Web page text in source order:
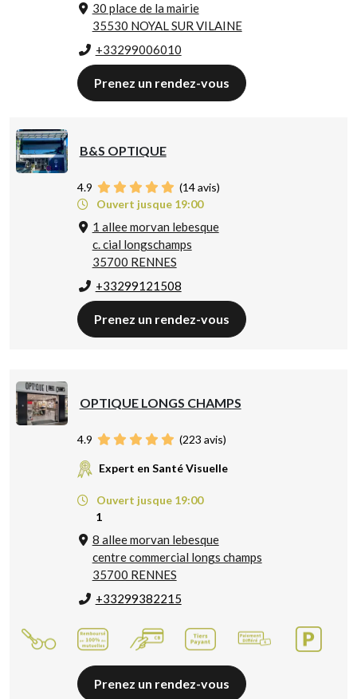
30 place de la mairie
35530 NOYAL SUR VILAINE
+33299006010
Prenez un rendez-vous
B&S OPTIQUE
4.9 (14avis)
Ouvert jusque 19:00
1 allee morvan lebesque
c. cial longschamps
35700 RENNES
+33299121508
Prenez un rendez-vous
OPTIQUE LONGS CHAMPS
4.9 (223 avis)
Expert en Santé Visuelle
Ouvert jusque 19:00
1
8 allee morvan lebesque
centre commercial longs champs
35700 RENNES
+33299382215
Prenez un rendez-vous